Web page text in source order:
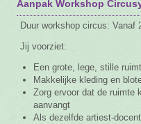
Aanpak Workshop
Duur workshop circus: Vanaf
Jij voorziet:
Een grote, lege, stille
Makkelijke kleding en
Zorg ervoor dat de ruimte
aanvangt
Als dezelfde artiest-